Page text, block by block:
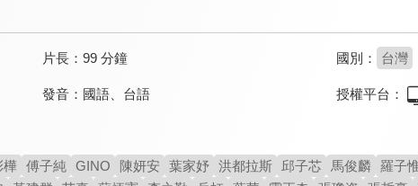
全 199 集 全 1
片長： 99 分鐘 國別： 台灣
發音： 國語、 台語 授權平台：
樺 傅子純 GINO 陳妍安 葉家妤 洪都拉斯 邱子芯 馬俊麟 羅子